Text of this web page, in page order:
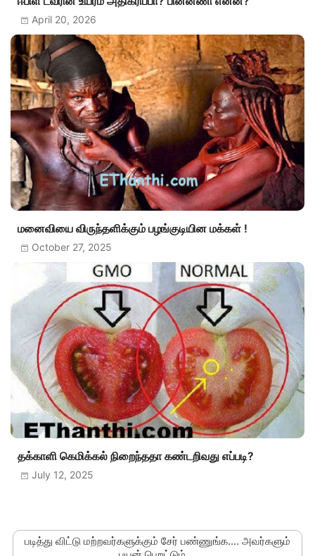
April 20, 2026
மனைவியை விருந்தளிக்கும் பழங்குடியின மக்கள் !
October 27, 2025
தக்காளி கெமிக்கல் நிறைந்ததா கண்டறிவது எப்படி?
July 12, 2025
படித்து விட்டு மற்றவர்களுக்கும் சேர் பண்ணுங்க.... அவர்களும்